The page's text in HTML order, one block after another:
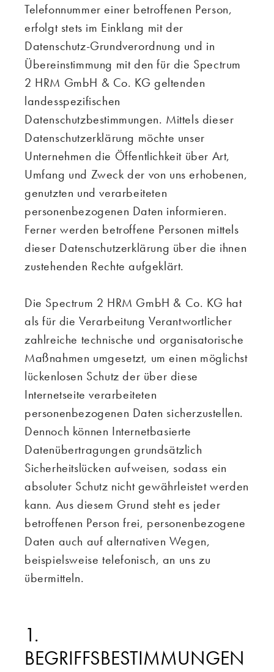
Telefonnummer einer betroffenen Person,
erfolgt stets im Einklang mit der
Datenschutz-Grundverordnung und in
Übereinstimmung mit den für die Spectrum
2 HRM GmbH & Co. KG geltenden
landesspezifischen
Datenschutzbestimmungen. Mittels dieser
Datenschutzerklärung möchte unser
Unternehmen die Öffentlichkeit über Art,
Umfang und Zweck der von uns erhobenen,
genutzten und verarbeiteten
personenbezogenen Daten informieren.
Ferner werden betroffene Personen mittels
dieser Datenschutzerklärung über die ihnen
zustehenden Rechte aufgeklärt.
Die Spectrum 2 HRM GmbH & Co. KG hat
als für die Verarbeitung Verantwortlicher
zahlreiche technische und organisatorische
Maßnahmen umgesetzt, um einen möglichst
lückenlosen Schutz der über diese
Internetseite verarbeiteten
personenbezogenen Daten sicherzustellen.
Dennoch können Internetbasierte
Datenübertragungen grundsätzlich
Sicherheitslücken aufweisen, sodass ein
absoluter Schutz nicht gewährleistet werden
kann. Aus diesem Grund steht es jeder
betroffenen Person frei, personenbezogene
Daten auch auf alternativen Wegen,
beispielsweise telefonisch, an uns zu
übermitteln.
1.
BEGRIFFSBESTIMMUNGEN